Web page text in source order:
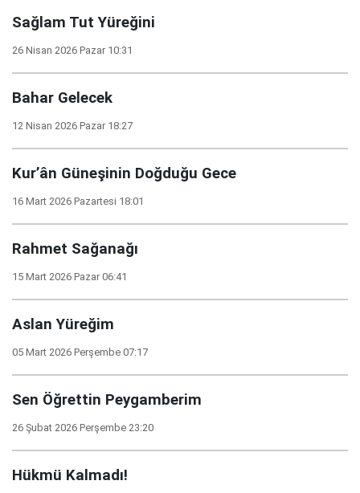
Sağlam Tut Yüreğini
26 Nisan 2026 Pazar 10:31
Bahar Gelecek
12 Nisan 2026 Pazar 18:27
Kur’ân Güneşinin Doğduğu Gece
16 Mart 2026 Pazartesi 18:01
Rahmet Sağanağı
15 Mart 2026 Pazar 06:41
Aslan Yüreğim
05 Mart 2026 Perşembe 07:17
Sen Öğrettin Peygamberim
26 Şubat 2026 Perşembe 23:20
Hükmü Kalmadı!